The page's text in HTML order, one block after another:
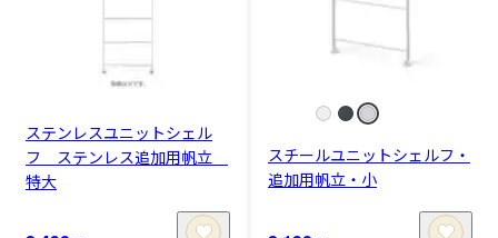
ステンレスユニットシェル
フ ステンレス追加用帆立
特大
スチールユニットシェルフ・
追加用帆立・小